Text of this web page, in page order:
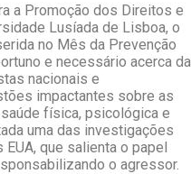
a Promoção dos Direitos e
Lusíada de Lisboa, o
no Mês da Prevenção
e necessário acerca da
nacionais e
impactantes sobre as
física, psicológica e
uma das investigações
que salienta o papel
o agressor.